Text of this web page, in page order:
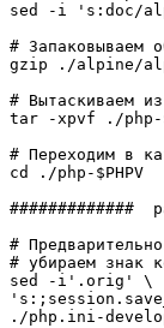
sed
-i 's:doc/
# Запаковываем
gzip . /alpine/
# Вытаскиваем
tar
-xpvf . /php-
# Переходим в
cd
. /php- $PHPV
#############
#
# убираем знак
sed
-i '.orig'
. /php.ini-